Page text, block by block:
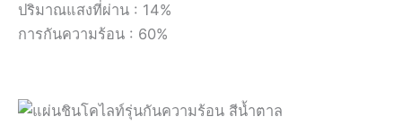
ปริมาณแสงที่ผ่าน : 14%
การกันความร้อน : 60%